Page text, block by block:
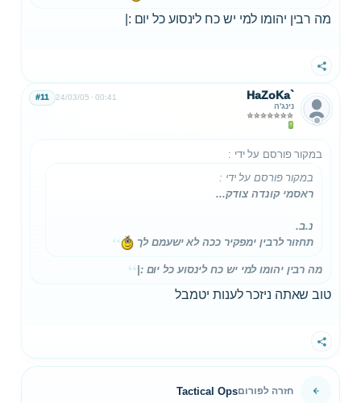
מה רבין יהומו למי יש כח לינסוע כל יום :|
שתף
HaZoKa`
נינג'ה
24/03/05 00:41
#11
במקור פורסם על ידי :
במקור פורסם על ידי :
ראסמי קונדה צודק...
נ.ב.
תחזור לרבין ימפקיר ככה לא ישעמם לך
מה רבין יהומו למי יש כח לינסוע כל יום :|
טוב שאתה ניזכר לענות יטמבל
שתף
חזרה לפורוםTactical Ops